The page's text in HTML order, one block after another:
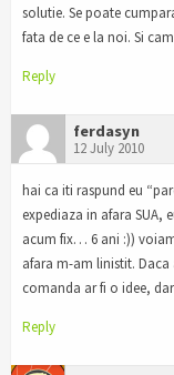
solutie. Se poate
fata de ce e la noi. Si
Reply
ferdasyn
12 July 2010
hai ca iti raspund eu
expediaza in afara SUA,
acum fix… 6 ani :))
afara m-am linistit.
comanda ar fi o idee,
Reply